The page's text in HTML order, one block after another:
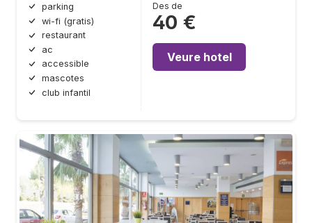
parking
wi-fi (gratis)
restaurant
ac
accessible
mascotes
club infantil
Des de
40 €
Veure hotel